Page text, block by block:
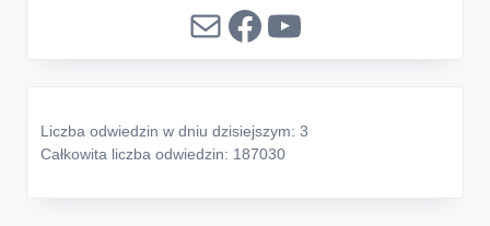
MailFacebook
YouTube
Liczba odwiedzin w dniu dzisiejszym: 3
Całkowita liczba odwiedzin: 187030